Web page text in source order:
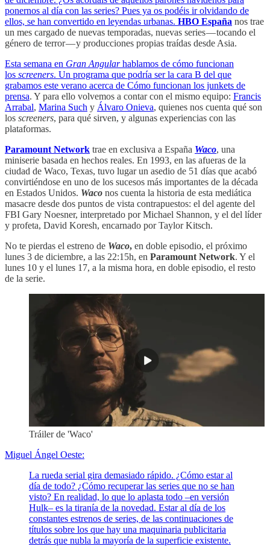
ponernos al día con las series? Pues ya os podéis ir olvidando de
ellos, se han convertido en leyendas urbanas. HBO España nos trae
un mes cargado de nuevas temporadas, nuevas series — tocando el
género de terror — y producciones propias traídas desde Asia.
Esta semana en Gran Angularhablamos de cómo funcionan
los screeners. Un programa que podría ser la cara B del que
grabamos este verano acerca de Cómo funcionan los junkets de
prensa. Y para ello volvemos a contar con el mismo equipo: Francis
Arrabal, Marina Such y Álvaro Onieva, quienes nos cuenta qué son
los screeners, para qué sirven, y algunas experiencias con las
plataformas.
Paramount Network trae en exclusiva a España Waco, una
miniserie basada en hechos reales. En 1993, en las afueras de la
ciudad de Waco, Texas, tuvo lugar un asedio de 51 días que acabó
convirtiéndose en uno de los sucesos más importantes de la década
en Estados Unidos. Waco nos cuenta la historia de esta mediática
masacre desde dos puntos de vista contrapuestos: el del agente del
FBI Gary Noesner, interpretado por Michael Shannon, y el del líder
y profeta, David Koresh, encarnado por Taylor Kitsch.
No te pierdas el estreno de Waco, en doble episodio, el próximo
lunes 3 de diciembre, a las 22:15h, en Paramount Network. Y el
lunes 10 y el lunes 17, a la misma hora, en doble episodio, el resto
de la serie.
Tráiler de 'Waco'
Miguel Ángel Oeste:
La rueda serial gira demasiado rápido. ¿Cómo estar al
día de todo? ¿Cómo recuperar las series que no se han
visto? En realidad, lo que lo aplasta todo –en versión
Hulk– es la tiranía de la novedad. Estar al día de los
constantes estrenos de series, de las continuaciones de
títulos sobre los que hay una maquinaria publicitaria
detrás que nubla la mayoría de la superficie existente.